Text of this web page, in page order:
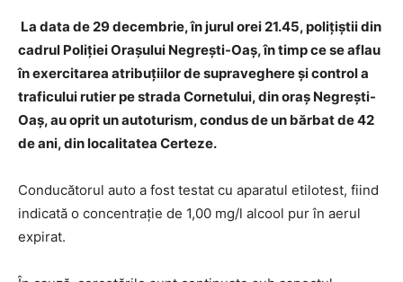
La data de 29 decembrie, în jurul orei 21.45, polițiștii din
cadrul Poliției Orașului Negrești-Oaș, în timp ce se aflau
în exercitarea atribuțiilor de supraveghere și control a
traficului rutier pe strada Cornetului, din oraș Negrești-
Oaș, au oprit un autoturism, condus de un bărbat de 42
de ani, din localitatea Certeze.
Conducătorul auto a fost testat cu aparatul etilotest, fiind
indicată o concentrație de 1,00 mg/l alcool pur în aerul
expirat.